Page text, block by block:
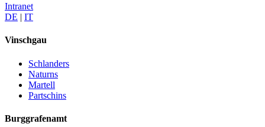
Intranet
DE | IT
Vinschgau
Schlanders
Naturns
Martell
Partschins
Burggrafenamt